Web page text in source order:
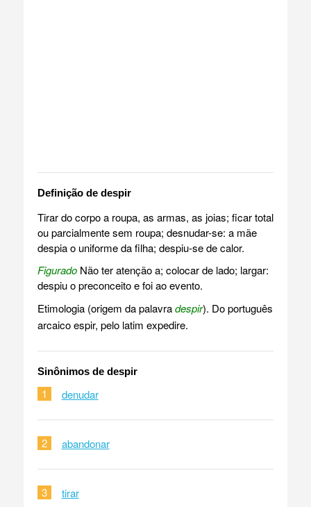
Definição de despir
Tirar do corpo a roupa, as armas, as joias; ficar total
ou parcialmente sem roupa; desnudar-se: a mãe
despia o uniforme da filha; despiu-se de calor.
FiguradoNão ter atenção a; colocar de lado; largar:
despiu o preconceito e foi ao evento.
Etimologia (origem da palavradespir). Do português
arcaico espir, pelo latim expedire.
Sinônimos de despir
1 denudar
2 abandonar
3 tirar